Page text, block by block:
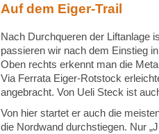
Auf dem Eiger-Trail
Nach Durchqueren der Liftanlage
passieren wir nach dem Einstieg
Oben rechts erkennt man die
Via Ferrata Eiger-Rotstock
angebracht. Von Ueli Steck ist
Von hier startet er auch die
die Nordwand durchstiegen. Nur